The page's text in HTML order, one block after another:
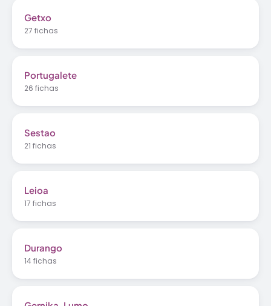
Getxo
27 fichas
Portugalete
26 fichas
Sestao
21 fichas
Leioa
17 fichas
Durango
14 fichas